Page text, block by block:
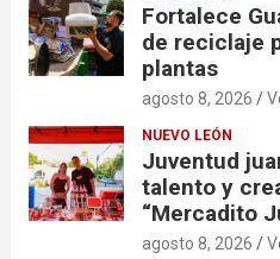
Fortalece
de reciclaje
plantas
agosto 8, 2026
NUEVO LEÓN
Juventud
talento y
“Mercadito
agosto 8, 2026